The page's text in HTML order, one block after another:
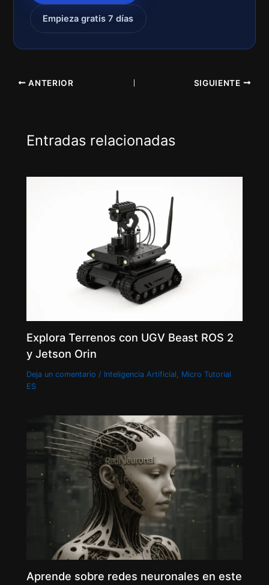
Empieza gratis 7 días
ANTERIOR SIGUIENTE
Entradas relacionadas
Explora Terrenos con UGV Beast ROS 2
y Jetson Orin
Deja un comentario / Inteligencia Artificial, Micro Tutorial
ES
Aprende sobre redes neuronales en este